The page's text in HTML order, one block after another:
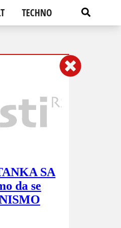
TECHNO